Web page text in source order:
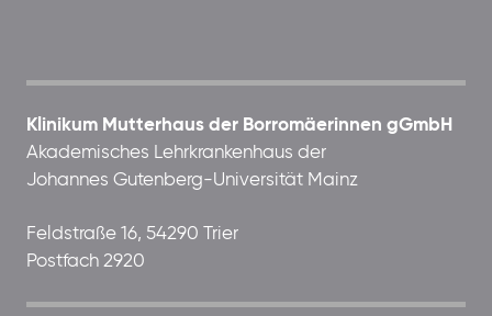
Klinikum Mutterhaus der Borromäerinnen gGmbH
Akademisches Lehrkrankenhaus der
Johannes Gutenberg-Universität Mainz
Feldstraße 16, 54290 Trier
Postfach 2920